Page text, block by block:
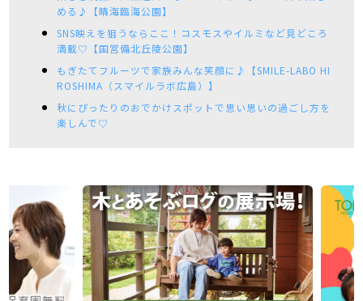
める♪【晴海臨海公園】
SNS映えを狙うならここ！コスモスやイルミなど見どころ
満載♡【国営備北丘陵公園】
もぎたてフルーツで家族みんな笑顔に♪【SMILE-LABO HI
ROSHIMA（スマイルラボ広島）】
秋にぴったりのおでかけスポットで思い思いの過ごし方を
楽しんで♡